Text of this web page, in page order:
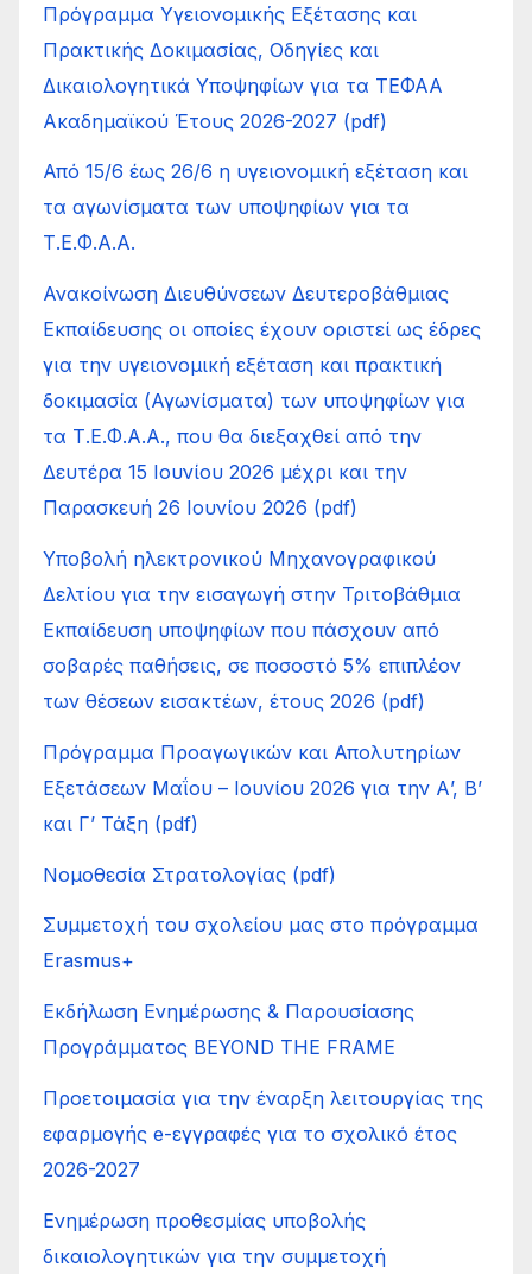
Πρόγραμμα Υγειονομικής Εξέτασης και
Πρακτικής Δοκιμασίας, Οδηγίες και
Δικαιολογητικά Υποψηφίων για τα ΤΕΦΑΑ
Ακαδημαϊκού Έτους 2026-2027 (pdf)
Από 15/6 έως 26/6 η υγειονομική εξέταση και
τα αγωνίσματα των υποψηφίων για τα
Τ.Ε.Φ.Α.Α.
Ανακοίνωση Διευθύνσεων Δευτεροβάθμιας
Εκπαίδευσης οι οποίες έχουν οριστεί ως έδρες
για την υγειονομική εξέταση και πρακτική
δοκιμασία (Αγωνίσματα) των υποψηφίων για
τα Τ.Ε.Φ.Α.Α., που θα διεξαχθεί από την
Δευτέρα 15 Ιουνίου 2026 μέχρι και την
Παρασκευή 26 Ιουνίου 2026 (pdf)
Υποβολή ηλεκτρονικού Μηχανογραφικού
Δελτίου για την εισαγωγή στην Τριτοβάθμια
Εκπαίδευση υποψηφίων που πάσχουν από
σοβαρές παθήσεις, σε ποσοστό 5% επιπλέον
των θέσεων εισακτέων, έτους 2026 (pdf)
Πρόγραμμα Προαγωγικών και Απολυτηρίων
Εξετάσεων Μαΐου – Ιουνίου 2026 για την Α’, Β’
και Γ’ Τάξη (pdf)
Νομοθεσία Στρατολογίας (pdf)
Συμμετοχή του σχολείου μας στο πρόγραμμα
Erasmus+
Εκδήλωση Ενημέρωσης & Παρουσίασης
Προγράμματος BEYOND THE FRAME
Προετοιμασία για την έναρξη λειτουργίας της
εφαρμογής e-εγγραφές για το σχολικό έτος
2026-2027
Ενημέρωση προθεσμίας υποβολής
δικαιολογητικών για την συμμετοχή